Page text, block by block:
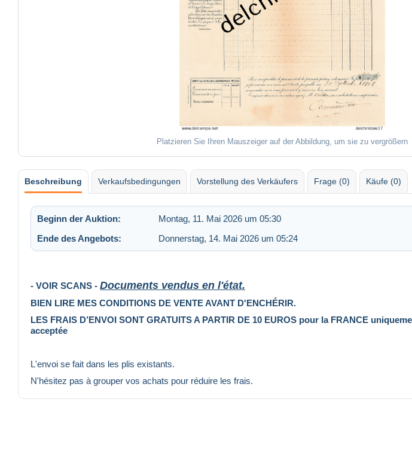
Platzieren Sie Ihren Mauszeiger auf der Abbildung, um sie zu vergrößern
Beschreibung Verkaufsbedingungen Vorstellung des Verkäufers Frage (0) Käufe (0)
Beginn der Auktion: Montag, 11. Mai 2026 um 05:30
Ende des Angebots:
Donnerstag, 14. Mai 2026 um 05:24
- VOIR SCANS - Documents vendus en l'état.
BIEN LIRE MES CONDITIONS DE VENTE AVANT D'ENCHÉRIR.
LES FRAIS D’ENVOI SONT GRATUITS A PARTIR DE 10 EUROS pour la FRANCE
acceptée
L'envoi se fait dans les plis existants.
N'hésitez pas à grouper vos achats pour réduire les frais.